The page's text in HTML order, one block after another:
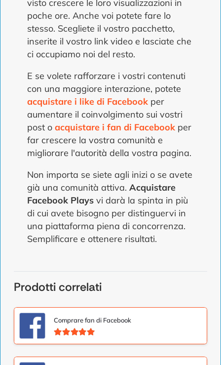
visto crescere le loro visualizzazioni in
poche ore. Anche voi potete fare lo
stesso. Scegliete il vostro pacchetto,
inserite il vostro link video e lasciate che
ci occupiamo noi del resto.
E se volete rafforzare i vostri contenuti
con una maggiore interazione, potete
acquistare i like di Facebook per
aumentare il coinvolgimento sui vostri
post o acquistare i fan di Facebook per
far crescere la vostra comunità e
migliorare l'autorità della vostra pagina.
Non importa se siete agli inizi o se avete
già una comunità attiva. Acquistare
Facebook Plays vi darà la spinta in più
di cui avete bisogno per distinguervi in
una piattaforma piena di concorrenza.
Semplificare e ottenere risultati.
Prodotti correlati
Comprare fan di Facebook